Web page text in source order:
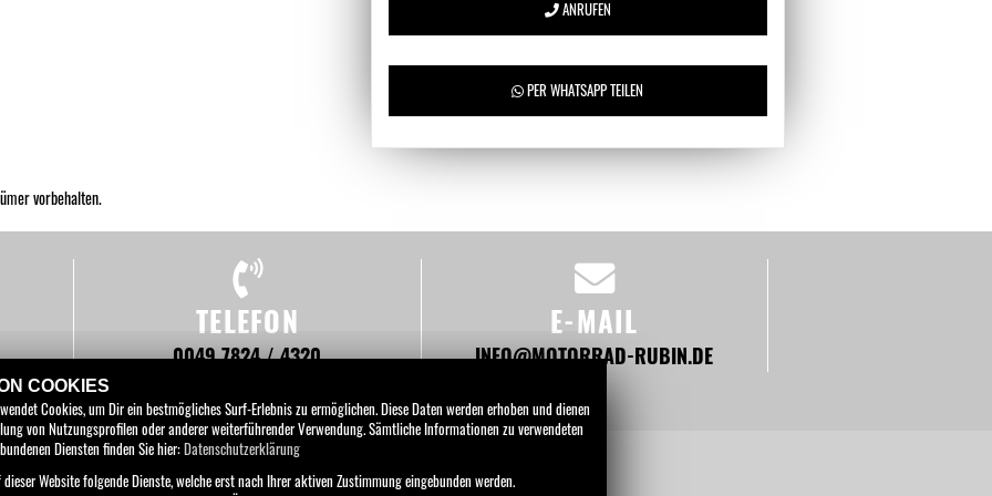
ANRUFEN
PER WHATSAPP TEILEN
vorbehalten.
TELEFON
0049 7824 / 4320
E-MAIL
INFO@MOTORRAD-RUBIN.DE
COOKIES
Cookies, um Dir ein bestmögliches Surf-Erlebnis zu ermöglichen. Diese Daten werden erhoben und dienen
von Nutzungsprofilen oder anderer weiterführender Verwendung. Sämtliche Informationen zu verwendeten
Diensten finden Sie hier:Datenschutzerklärung
Website folgende Dienste, welche erst nach Ihrer aktiven Zustimmung eingebunden werden.